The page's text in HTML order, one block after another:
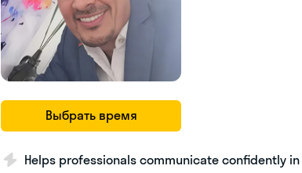
Выбрать время
Helps professionals communicate confidently